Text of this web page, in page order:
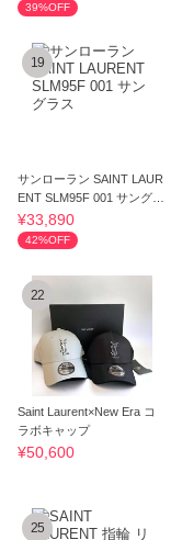
39%OFF
19
サンローラン SAINT LAUR
ENT SLM95F 001 サングラ
ス
¥33,890
42%OFF
22
Saint Laurent×New Era コ
ラボキャップ
¥50,600
25